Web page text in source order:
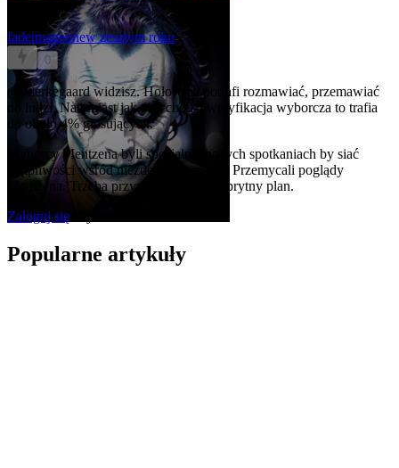
fadeimageonew zeszłym roku
0
@Kierkegaardwidzisz. Hołownia potrafi rozmawiać, przemawiać
do ludzi. Natomiast jak przychodzi weryfikacja wyborcza to trafia
do około 4% głosujących.
Wyborcy Mentzena byli specjalnie na tych spotkaniach by siać
wątpliwości wśród niezdecydowanych. Przemycali poglądy
Mentzena. Trzeba przyznać, że to był sprytny plan.
Zaloguj się
Popularne artykuły